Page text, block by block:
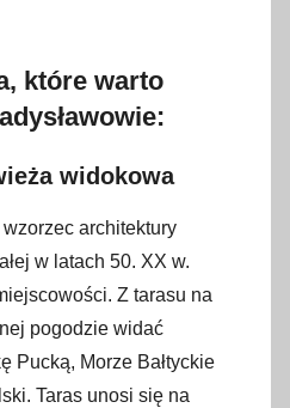
które warto
widokowa
architektury
w latach 50. XX w.
Z tarasu na
pogodzie widać
Pucką, Morze Bałtyckie
Taras unosi się na